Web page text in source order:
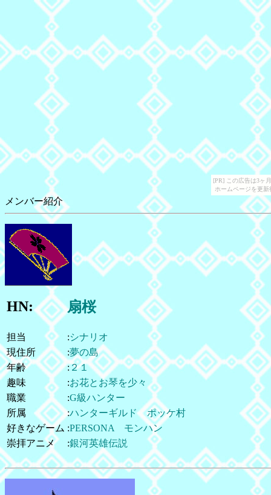
[PR] この広告は3ヶ
ホームページを更
メンバー紹介
HN: 扇桜
担当 :シナリオ
現住所
:夢の島
年齢
:２１
趣味
:お花とお琴を少々
職業
:G級ハンター
所属
:ハンターギルド ポッケ村
好きなゲーム :PERSONA モンハン
崇拝アニメ
:銀河英雄伝説